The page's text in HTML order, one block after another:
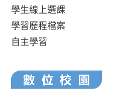
學生線上選課
學習歷程檔案
自主學習